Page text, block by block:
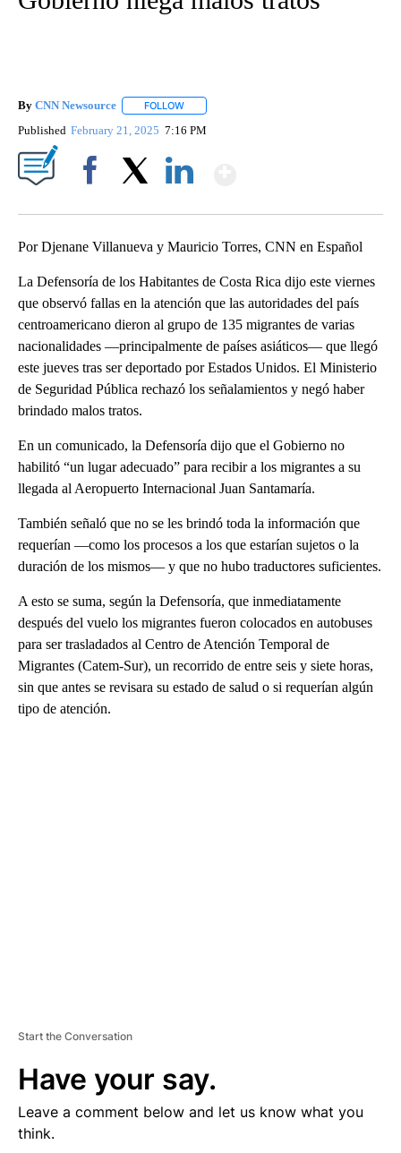
By CNN Newsource FOLLOW
Published February 21, 2025 7:16 PM
Por Djenane Villanueva y Mauricio Torres, CNN en Español
La Defensoría de los Habitantes de Costa Rica dijo este viernes
que observó fallas en la atención que las autoridades del país
centroamericano dieron al grupo de 135 migrantes de varias
nacionalidades ―principalmente de países asiáticos― que llegó
este jueves tras ser deportado por Estados Unidos. El Ministerio
de Seguridad Pública rechazó los señalamientos y negó haber
brindado malos tratos.
En un comunicado, la Defensoría dijo que el Gobierno no
habilitó “un lugar adecuado” para recibir a los migrantes a su
llegada al Aeropuerto Internacional Juan Santamaría.
También señaló que no se les brindó toda la información que
requerían —como los procesos a los que estarían sujetos o la
duración de los mismos— y que no hubo traductores suficientes.
A esto se suma, según la Defensoría, que inmediatamente
después del vuelo los migrantes fueron colocados en autobuses
para ser trasladados al Centro de Atención Temporal de
Migrantes (Catem-Sur), un recorrido de entre seis y siete horas,
sin que antes se revisara su estado de salud o si requerían algún
tipo de atención.
Start the Conversation
Have your say.
Leave a comment below and let us know what you
think.